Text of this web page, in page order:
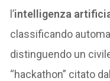
l’intelligenza
classificando
distinguendo un
“hackathon” citato